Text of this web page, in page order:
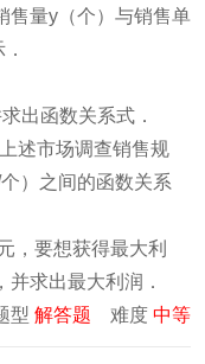
售量y（个）与销售单
出函数关系式．
述市场调查销售规
）之间的函数关系
，要想获得最大利
求出最大利润．
型 解答题 难度 中等